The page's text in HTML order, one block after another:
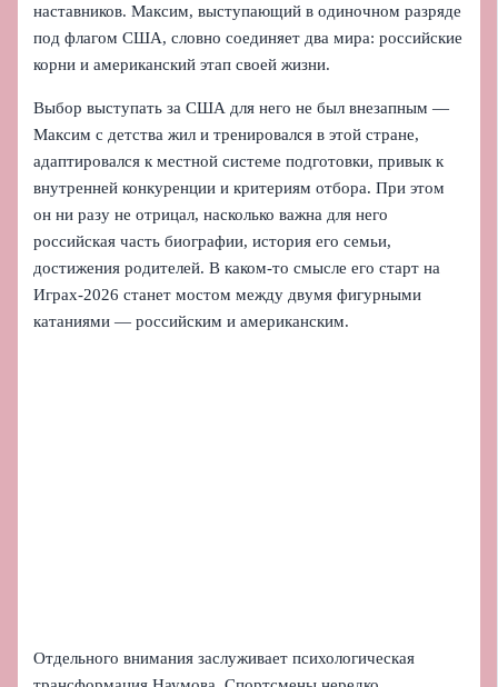
наставников. Максим, выступающий в одиночном разряде
под флагом США, словно соединяет два мира: российские
корни и американский этап своей жизни.
Выбор выступать за США для него не был внезапным —
Максим с детства жил и тренировался в этой стране,
адаптировался к местной системе подготовки, привык к
внутренней конкуренции и критериям отбора. При этом
он ни разу не отрицал, насколько важна для него
российская часть биографии, история его семьи,
достижения родителей. В каком-то смысле его старт на
Играх-2026 станет мостом между двумя фигурными
катаниями — российским и американским.
Отдельного внимания заслуживает психологическая